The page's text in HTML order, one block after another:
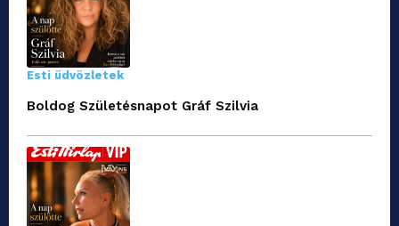
Esti üdvözletek
Boldog Születésnapot Gráf Szilvia